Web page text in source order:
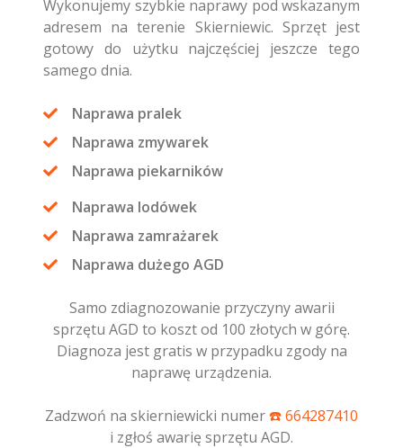
Wykonujemy szybkie naprawy pod wskazanym
adresem na terenie Skierniewic. Sprzęt jest
gotowy do użytku najczęściej jeszcze tego
samego dnia.
Naprawa pralek
Naprawa zmywarek
Naprawa piekarników
Naprawa lodówek
Naprawa zamrażarek
Naprawa dużego AGD
Samo zdiagnozowanie przyczyny awarii
sprzętu AGD to koszt od 100 złotych w górę.
Diagnoza jest gratis w przypadku zgody na
naprawę urządzenia.
Zadzwoń na skierniewicki numer☎️ 664287410
i zgłoś awarię sprzętu AGD.